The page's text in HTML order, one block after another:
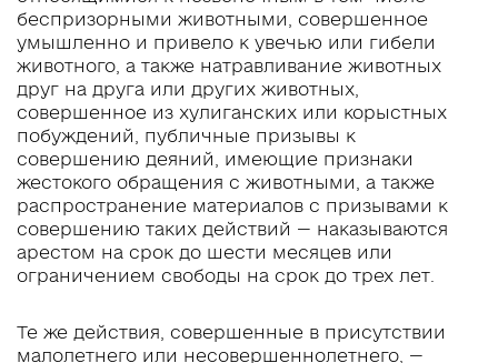
беспризорными животными, совершенное
умышленно и привело к увечью или гибели
животного, а также натравливание животных
друг на друга или других животных,
совершенное из хулиганских или корыстных
побуждений, публичные призывы к
совершению деяний, имеющие признаки
жестокого обращения с животными, а также
распространение материалов с призывами к
совершению таких действий — наказываются
арестом на срок до шести месяцев или
ограничением свободы на срок до трех лет.
Те же действия, совершенные в присутствии
малолетнего или несовершеннолетнего, —